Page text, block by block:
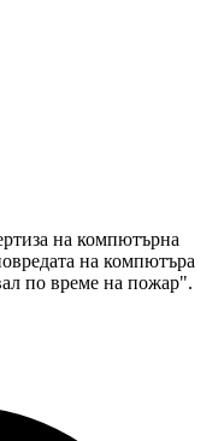
на компютърна
на компютъра
по време на пожар".